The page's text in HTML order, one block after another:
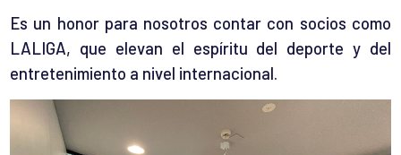
Es un honor para nosotros contar con socios como
LALIGA, que elevan el espíritu del deporte y del
entretenimiento a nivel internacional.